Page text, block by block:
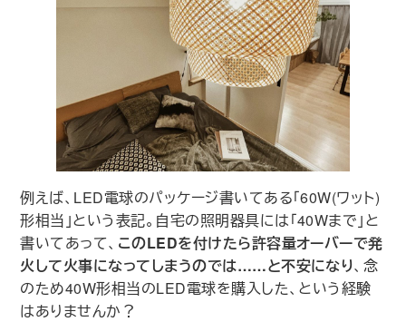
例えば、LED電球のパッケージ書いてある｢60W(ワット)
形相当｣という表記。自宅の照明器具には｢40Wまで｣と
書いてあって、 このLEDを付けたら許容量オーバーで発
火して火事になってしまうのでは……と不安になり、念
のため40W形相当のLED電球を購入した、という経験
はありませんか？